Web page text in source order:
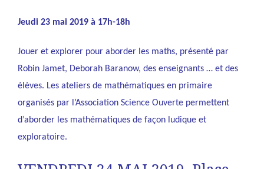
Jeudi 23 mai 2019 à 17h-18h
Jouer et explorer pour aborder les maths, présenté par
Robin Jamet, Deborah Baranow, des enseignants … et des
élèves. Les ateliers de mathématiques en primaire
organisés par l’Association Science Ouverte permettent
d’aborder les mathématiques de façon ludique et
exploratoire.